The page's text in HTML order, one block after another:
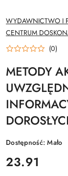
NAZWA
PRODUCENTA:
WYDAWNICTWO I
CENTRUM
(0)
METODY
Dostępność:Mało
cena:
23.91